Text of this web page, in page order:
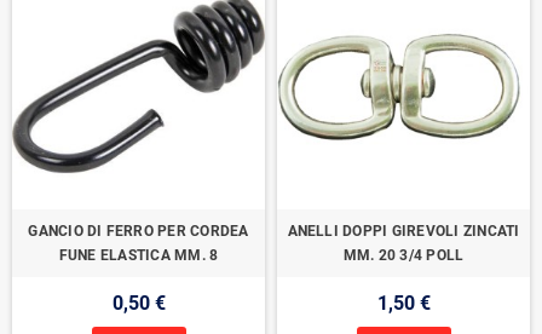
GANCIO DI FERRO PER CORDEA
FUNE ELASTICA MM. 8
0,50 €
ANELLI DOPPI GIREVOLI ZINCATI
MM. 20 3/4 POLL
1,50 €